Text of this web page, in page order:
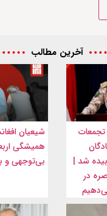
آخرین مطالب
شد |
در
شیعیان
همیشگی
بی‌توجهی و